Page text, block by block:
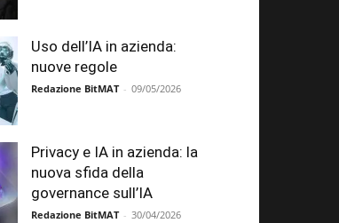
Uso dell’IA in azienda:
nuove regole
Redazione BitMAT - 09/05/2026
Privacy e IA in azienda: la
nuova sfida della
governance sull’IA
Redazione BitMAT - 30/04/2026